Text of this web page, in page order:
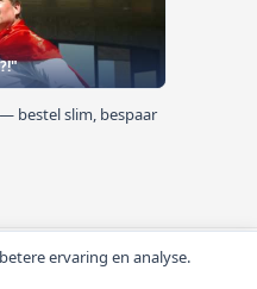
ervaring en analyse.
bestel slim, bespaar
prijzen zijn excl. BTW